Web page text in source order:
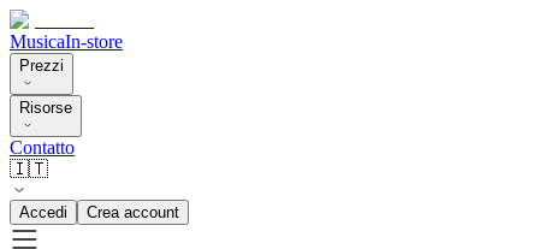
MusicaIn-store
Prezzi
Risorse
Contatto
🇮🇹
Accedi Crea account